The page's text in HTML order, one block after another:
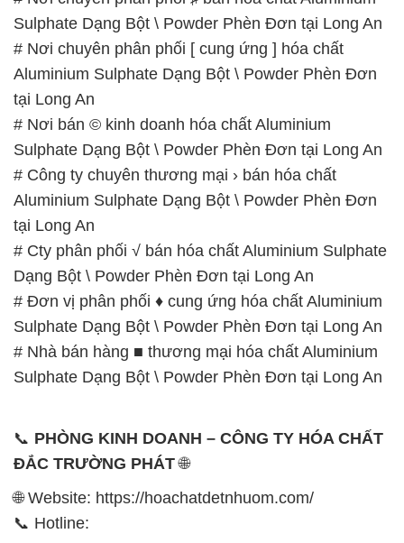
# Nơi bán © kinh doanh hóa chất Aluminium
Sulphate Dạng Bột \ Powder Phèn Đơn tại Long An
# Công ty chuyên thương mại › bán hóa chất
Aluminium Sulphate Dạng Bột \ Powder Phèn Đơn
tại Long An
# Cty phân phối √ bán hóa chất Aluminium Sulphate
Dạng Bột \ Powder Phèn Đơn tại Long An
# Đơn vị phân phối ♦ cung ứng hóa chất Aluminium
Sulphate Dạng Bột \ Powder Phèn Đơn tại Long An
# Nhà bán hàng ■ thương mại hóa chất Aluminium
Sulphate Dạng Bột \ Powder Phèn Đơn tại Long An
📞PHÒNG KINH DOANH – CÔNG TY HÓA CHẤT
ĐẮC TRƯỜNG PHÁT🌐
🌐 Website: https://hoachatdetnhuom.com/
– 0933.920.505 – 028.3504.5555
028.3756.1841- 028.3756.1842